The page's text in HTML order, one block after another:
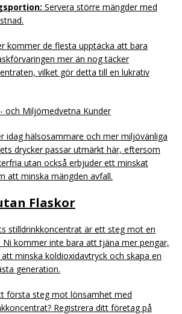
Servera större mängder med
kommer de flesta upptäcka att bara
mer än nog täcker
vilket gör detta till en lukrativ
och Miljömedvetna Kunder
idag hälsosammare och mer miljövänliga
drycker passar utmärkt här, eftersom
utan också erbjuder ett minskat
att minska mängden avfall.
Flaskor
stilldrinkkoncentrat är ett steg mot en
kommer inte bara att tjäna mer pengar,
minska koldioxidavtryck och skapa en
generation.
första steg mot lönsamhet med
Registrera ditt företag på